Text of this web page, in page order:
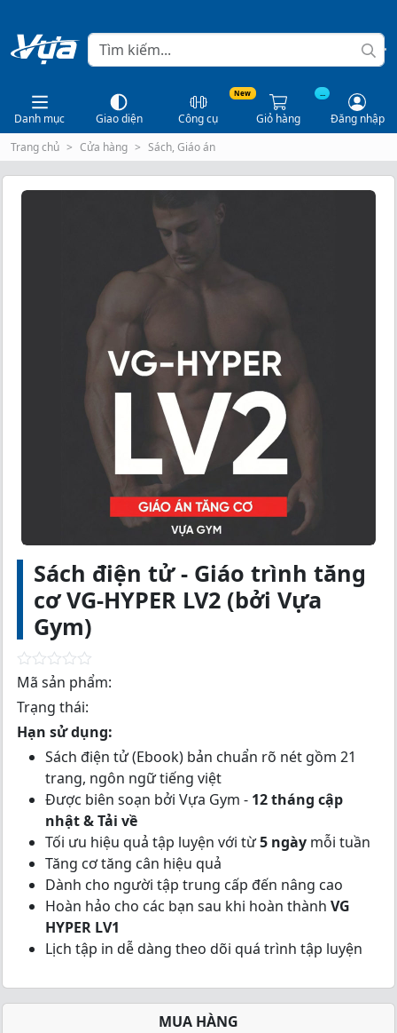
Danh mục Giao diện
New
Công cụ
...
Giỏ hàng
Đăng nhập
Trang chủ
Cửa hàng Sách, Giáo án
Sách điện tử - Giáo trình tăng
cơ VG-HYPER LV2 (bởi Vựa
Gym)
R
t
d
Mã sản phẩm:
Trạng thái:
Hạn sử dụng:
Sách điện tử (Ebook) bản chuẩn rõ nét gồm 21
trang, ngôn ngữ tiếng việt
Được biên soạn bởi Vựa Gym - 12 tháng cập
nhật & Tải về
Tối ưu hiệu quả tập luyện với từ5 ngày mỗi tuần
Tăng cơ tăng cân hiệu quả
Dành cho người tập trung cấp đến nâng cao
Hoàn hảo cho các bạn sau khi hoàn thành VG
HYPER LV1
Lịch tập in dễ dàng theo dõi quá trình tập luyện
MUA HÀNG